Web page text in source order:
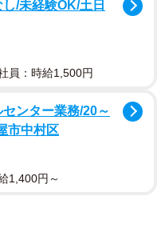
奈川県出身 身長
特技はスポーツ全般
/未経験OK/土日
員：時給1,500円
ンター業務/20～
市中村区
1,400円～